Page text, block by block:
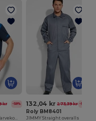
kr -58% 132,04 kr 273,39 kr -52%
Roly BM8401
JIMMY Straight overalls